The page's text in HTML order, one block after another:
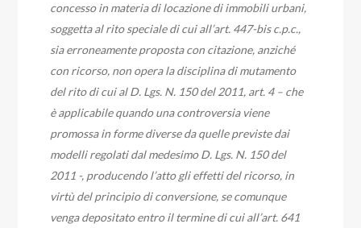
concesso in materia di locazione di immobili urbani,
soggetta al rito speciale di cui all’art. 447-bis c.p.c.,
sia erroneamente proposta con citazione, anziché
con ricorso, non opera la disciplina di mutamento
del rito di cui al D. Lgs. N. 150 del 2011, art. 4 – che
è applicabile quando una controversia viene
promossa in forme diverse da quelle previste dai
modelli regolati dal medesimo D. Lgs. N. 150 del
2011 -, producendo l’atto gli effetti del ricorso, in
virtù del principio di conversione, se comunque
venga depositato entro il termine di cui all’art. 641